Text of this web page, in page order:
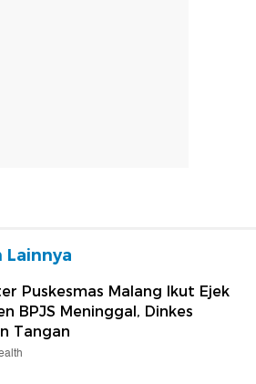
Puskesmas Malang Ikut Ejek
BPJS Meninggal, Dinkes
Tangan